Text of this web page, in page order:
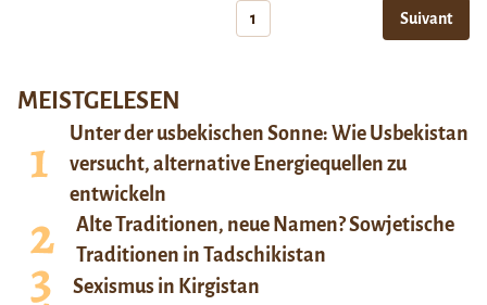
1 Suivant
MEISTGELESEN
Unter der usbekischen Sonne: Wie Usbekistan
versucht, alternative Energiequellen zu
entwickeln
Alte Traditionen, neue Namen? Sowjetische
Traditionen in Tadschikistan
Sexismus in Kirgistan